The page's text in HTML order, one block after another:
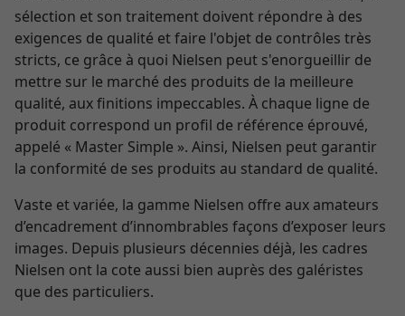
sélection et son traitement doivent répondre à des
exigences de qualité et faire l'objet de contrôles très
stricts, ce grâce à quoi Nielsen peut s'enorgueillir de
mettre sur le marché des produits de la meilleure
qualité, aux finitions impeccables. À chaque ligne de
produit correspond un profil de référence éprouvé,
appelé « Master Simple ». Ainsi, Nielsen peut garantir
la conformité de ses produits au standard de qualité.
Vaste et variée, la gamme Nielsen offre aux amateurs
d’encadrement d’innombrables façons d’exposer leurs
images. Depuis plusieurs décennies déjà, les cadres
Nielsen ont la cote aussi bien auprès des galéristes
que des particuliers.